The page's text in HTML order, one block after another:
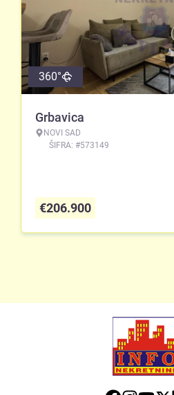
360°
Grbavica
NOVI SAD
ŠIFRA: #573149
€206.900